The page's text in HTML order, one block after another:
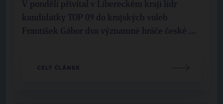
V pondělí přivítal v Libereckém kraji lídr
kandidátky TOP 09 do krajských voleb
František Gábor dva významné hráče české ...
CELÝ ČLÁNEK